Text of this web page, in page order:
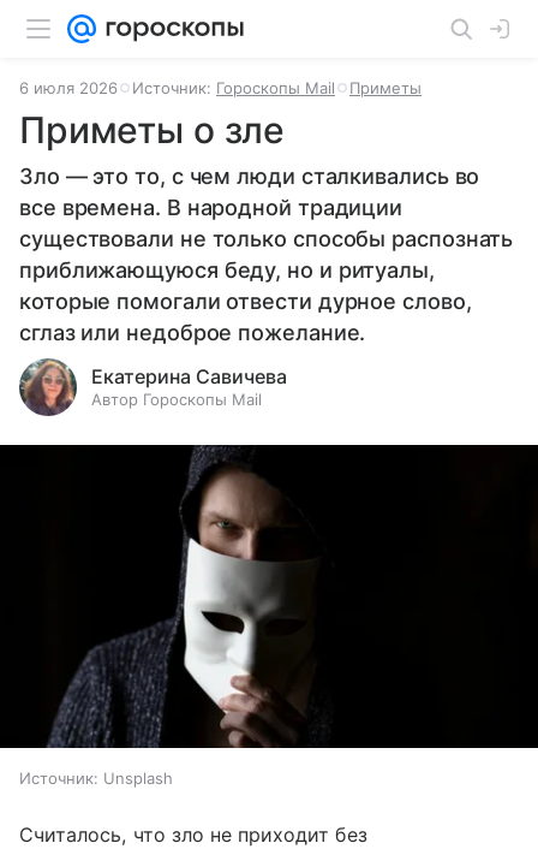
6 июля 2026 Источник: Гороскопы Mail Приметы
Приметы о зле
Зло — это то, с чем люди сталкивались во
все времена. В народной традиции
существовали не только способы распознать
приближающуюся беду, но и ритуалы,
которые помогали отвести дурное слово,
сглаз или недоброе пожелание.
Екатерина Савичева
Автор Гороскопы Mail
Источник: Unsplash
Считалось, что зло не приходит без